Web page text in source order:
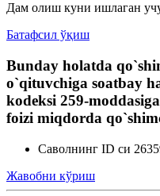
Дам олиш куни ишлаган
Батафсил ўқиш
Bunday holatda
o`qituvchiga soatbay
kodeksi 259-
foizi miqdorda
Саволнинг ID си
Жавобни кўриш